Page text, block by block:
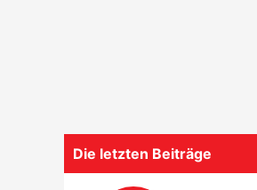
Die letzten Beiträge